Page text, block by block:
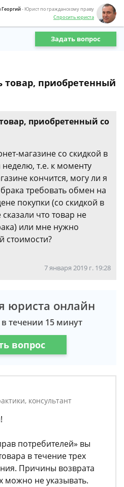
Георгий- Юрист по гражданскому праву
Спросить юриста
Задать вопрос
приобретенный
приобретенный со
магазине со скидкой в
неделю, т.е. к моменту
кончится, могу ли я
требовать обмен на
покупки (со скидкой в
что товар не
или мне нужно
стоимости?
7 января 2019 г. 19:28
юриста онлайн
в течении 15 минут
вопрос
консультант
потребителей» вы
в течение трех
Причины возврата
можно не указывать.